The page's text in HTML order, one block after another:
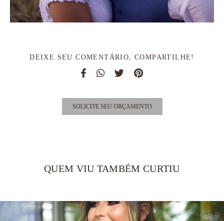
DEIXE SEU COMENTÁRIO, COMPARTILHE!
SOLICITE SEU ORÇAMENTO
QUEM VIU TAMBÉM CURTIU